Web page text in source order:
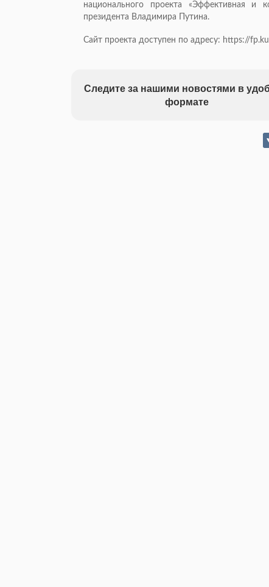
национального проекта «Эффективная и
президента Владимира Путина.
Сайт проекта доступен по адресу: https://
Следите за нашими новостями в
формате